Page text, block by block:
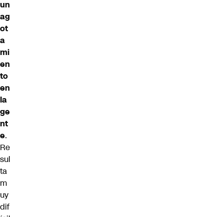
un
ag
ot
a
mi
en
to
en
la
ge
nt
e.
Re
sul
ta
m
uy
dif